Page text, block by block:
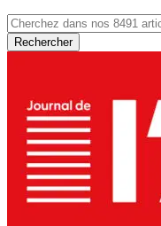
Rechercher